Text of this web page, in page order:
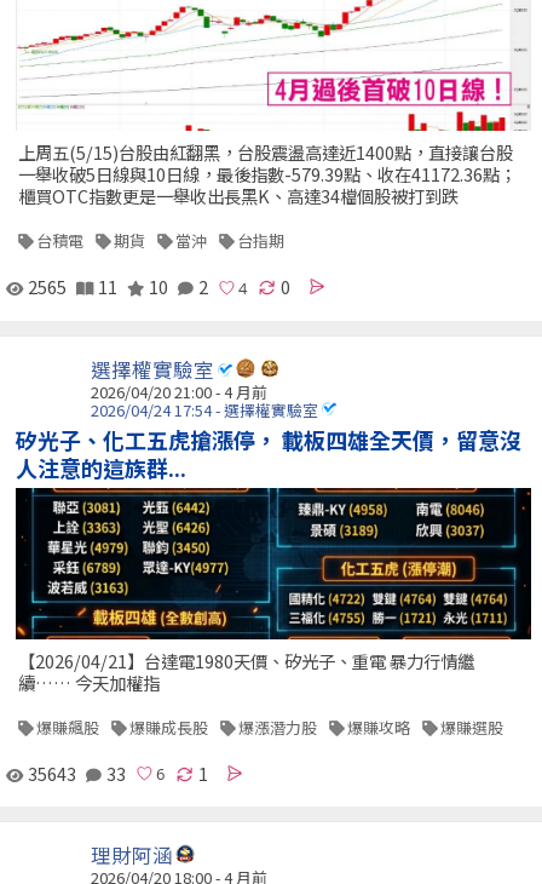
上周五(5/15)台股由紅翻黑，台股震盪高達近1400點，直接讓台股
一舉收破5日線與10日線，最後指數-579.39點、收在41172.36點；
櫃買OTC指數更是一舉收出長黑K、高達34檔個股被打到跌
台積電 期貨 當沖 台指期
2565 11 10 2 0
選擇權實驗室
2026/04/20 21:00 - 4 月前
2026/04/24 17:54 - 選擇權實驗室
矽光子、化工五虎搶漲停， 載板四雄全天價，留意沒
人注意的這族群...
【2026/04/21】台達電1980天價、矽光子、重電 暴力行情繼
續…… 今天加權指
爆賺飆股 爆賺成長股 爆漲潛力股 爆賺攻略 爆賺選股
35643 33 1
理財阿涵
2026/04/20 18:00 - 4 月前